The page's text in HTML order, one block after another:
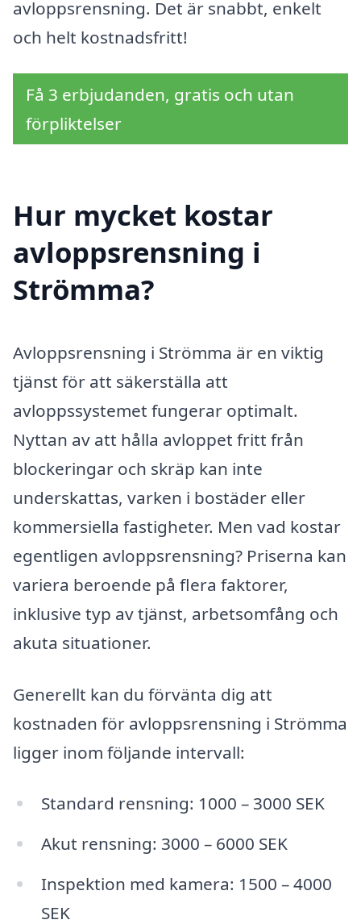
avloppsrensning. Det är snabbt, enkelt
och helt kostnadsfritt!
Få 3 erbjudanden, gratis och utan
förpliktelser
Hur mycket kostar
avloppsrensning i
Strömma?
Avloppsrensning i Strömma är en viktig
tjänst för att säkerställa att
avloppssystemet fungerar optimalt.
Nyttan av att hålla avloppet fritt från
blockeringar och skräp kan inte
underskattas, varken i bostäder eller
kommersiella fastigheter. Men vad kostar
egentligen avloppsrensning? Priserna kan
variera beroende på flera faktorer,
inklusive typ av tjänst, arbetsomfång och
akuta situationer.
Generellt kan du förvänta dig att
kostnaden för avloppsrensning i Strömma
ligger inom följande intervall:
Standard rensning: 1000 – 3000 SEK
Akut rensning: 3000 – 6000 SEK
Inspektion med kamera: 1500 – 4000
SEK